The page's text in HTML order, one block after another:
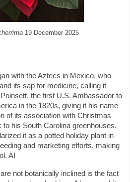
19 December 2025
with the Aztecs in Mexico, who
its sap for medicine, calling it
the first U.S. Ambassador to
in the 1820s, giving it his name
of its association with Christmas
his South Carolina greenhouses.
it as a potted holiday plant in
and marketing efforts, making
AI
not botanically inclined is the fact